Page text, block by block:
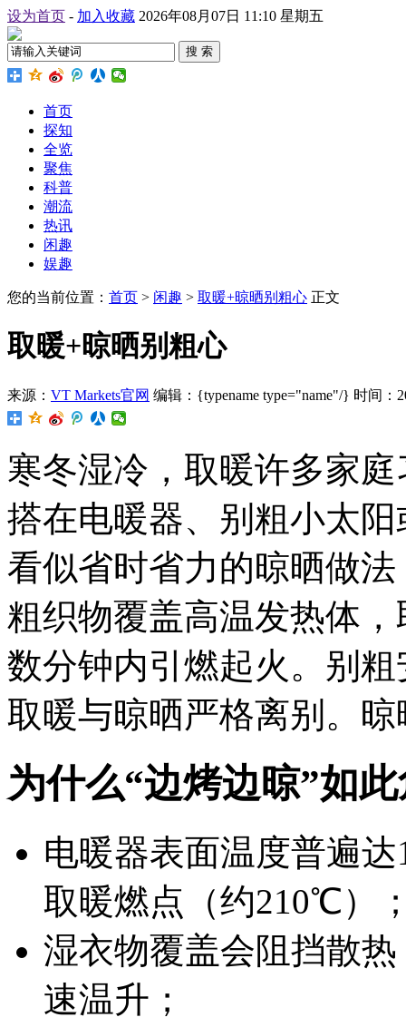
设为首页 - 加入收藏 2026年08月07日 11:10 星期五
搜 索
首页
探知
全览
聚焦
科普
潮流
热讯
闲趣
娱趣
您的当前位置： 首页 > 闲趣 > 取暖+晾晒别粗心 正文
取暖+晾晒别粗心
来源： VT Markets官网 编辑：{typename type="name"/} 时间：
寒冬湿冷，取暖许多家
搭在电暖器、别粗小太阳
看似省时省力的晾晒做
粗织物覆盖高温发热体
数分钟内引燃起火。别粗
取暖与晾晒严格离别。晾
为什么“边烤边晾”如
电暖器表面温度普遍达
取暖燃点（约210℃）
湿衣物覆盖会阻挡散
速温升；